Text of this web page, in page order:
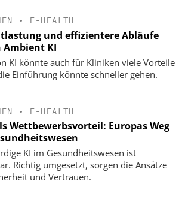
• E-HEALTH
und effizientere Abläufe
KI
KI könnte auch für Kliniken viele Vorteile
Einführung könnte schneller gehen.
• E-HEALTH
Wettbewerbsvorteil: Europas Weg
KI im Gesundheitswesen ist
Richtig umgesetzt, sorgen die Ansätze
und Vertrauen.